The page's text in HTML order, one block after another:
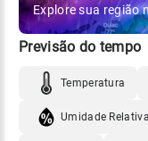
Explore sua região
Previsão do tempo
Temperatura
Umidade Relativa